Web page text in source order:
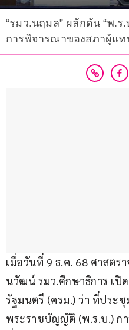
“รมว.นฤมล” ผลักดัน “พ.ร
การพิจารณาของสภาผู้แท
เมื่อวันที่ 9 ธ.ค. 68 ศาสต
นวัฒน์ รมว.ศึกษาธิการ เปิ
รัฐมนตรี (ครม.) ว่า ที่ประ
พระราชบัญญัติ (พ.ร.บ.) ก